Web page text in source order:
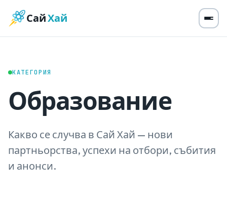
СайХай
КАТЕГОРИЯ
Образование
Какво се случва в Сай Хай — нови
партньорства, успехи на отбори, събития
и анонси.